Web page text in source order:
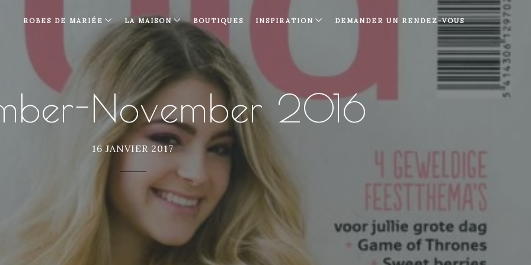
ROBES DE MARIÉE LA MAISON BOUTIQUES INSPIRATION DEMANDER UN RENDEZ-VOUS
November 2016
16 JANVIER 2017